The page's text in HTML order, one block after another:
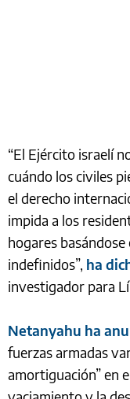
“El Ejército israelí
cuándo los civiles
el derecho
impida a los
hogares basándose
indefinidos”, ha
investigador para
Netanyahu ha
fuerzas armadas
amortiguación” en